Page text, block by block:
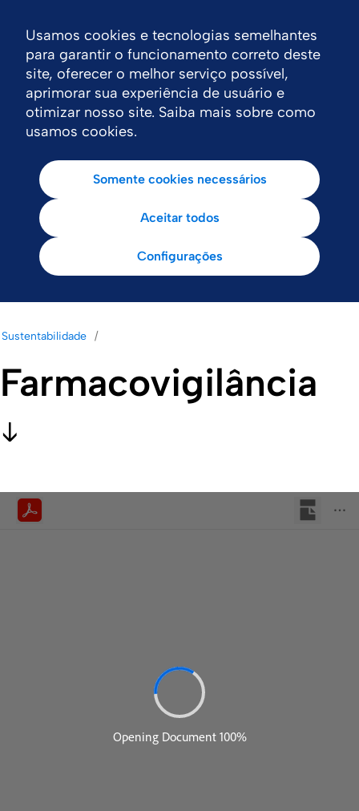
Sustentabilidade
Farmacovigilância
Usamos cookies e tecnologias semelhantes
para garantir o funcionamento correto deste
site, oferecer o melhor serviço possível,
aprimorar sua experiência de usuário e
otimizar nosso site. Saiba mais sobre como
usamos cookies.
Somente cookies necessários
Aceitar todos
Configurações